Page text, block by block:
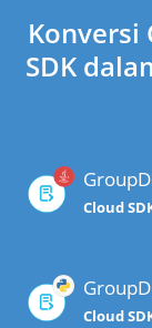
Konversi
SDK
Cloud
Cloud